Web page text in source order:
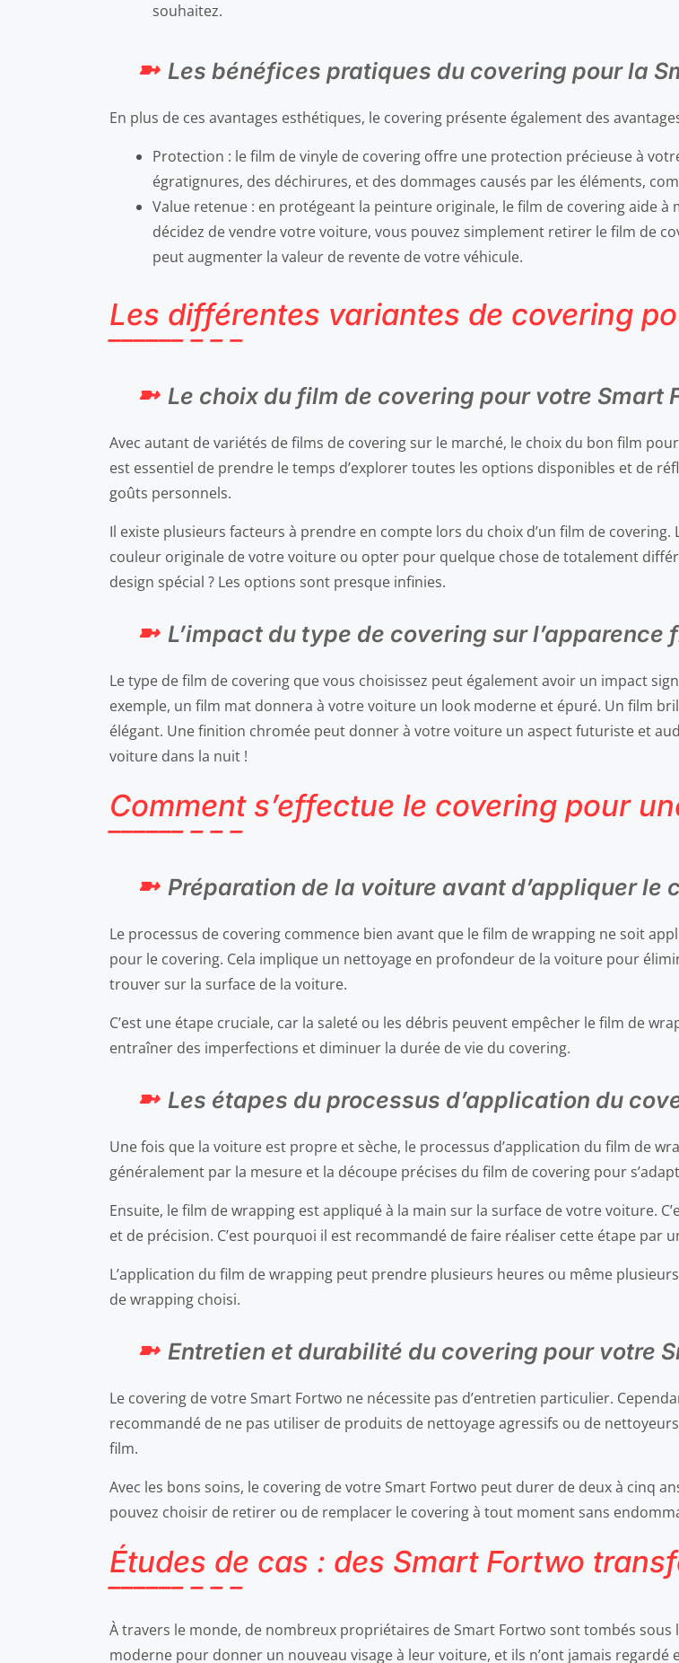
souhaitez.
Les bénéfices pratiques du covering pour la
En plus de ces avantages esthétiques, le covering présente également des
Protection : le film de vinyle de covering offre une protection précieuse à
égratignures, des déchirures, et des dommages causés par les éléments,
Value retenue : en protégeant la peinture originale, le film de covering aide
décidez de vendre votre voiture, vous pouvez simplement retirer le film de
peut augmenter la valeur de revente de votre véhicule.
Les différentes variantes de covering
Le choix du film de covering pour votre Smart
Avec autant de variétés de films de covering sur le marché, le choix du bon film
est essentiel de prendre le temps d’explorer toutes les options disponibles et de
goûts personnels.
Il existe plusieurs facteurs à prendre en compte lors du choix d’un film de
couleur originale de votre voiture ou opter pour quelque chose de totalement
design spécial ? Les options sont presque infinies.
L’impact du type de covering sur l’apparence
Le type de film de covering que vous choisissez peut également avoir un impact
exemple, un film mat donnera à votre voiture un look moderne et épuré. Un film
élégant. Une finition chromée peut donner à votre voiture un aspect futuriste et
voiture dans la nuit !
Comment s’effectue le covering pour
Préparation de la voiture avant d’appliquer le
Le processus de covering commence bien avant que le film de wrapping ne soit
pour le covering. Cela implique un nettoyage en profondeur de la voiture pour
trouver sur la surface de la voiture.
C’est une étape cruciale, car la saleté ou les débris peuvent empêcher le film de
entraîner des imperfections et diminuer la durée de vie du covering.
Les étapes du processus d’application du
Une fois que la voiture est propre et sèche, le processus d’application du film de
généralement par la mesure et la découpe précises du film de covering pour
Ensuite, le film de wrapping est appliqué à la main sur la surface de votre voiture.
et de précision. C’est pourquoi il est recommandé de faire réaliser cette étape par
L’application du film de wrapping peut prendre plusieurs heures ou même
de wrapping choisi.
Entretien et durabilité du covering pour votre
Le covering de votre Smart Fortwo ne nécessite pas d’entretien particulier.
recommandé de ne pas utiliser de produits de nettoyage agressifs ou de
film.
Avec les bons soins, le covering de votre Smart Fortwo peut durer de deux à cinq
pouvez choisir de retirer ou de remplacer le covering à tout moment sans
Études de cas : des Smart Fortwo
À travers le monde, de nombreux propriétaires de Smart Fortwo sont tombés
moderne pour donner un nouveau visage à leur voiture, et ils n’ont jamais regardé